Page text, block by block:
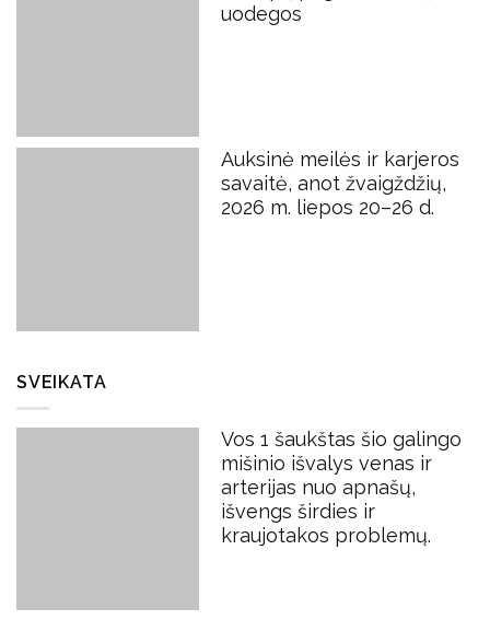
uodegos
Auksinė meilės ir karjeros
savaitė, anot žvaigždžių,
2026 m. liepos 20–26 d.
SVEIKATA
Vos 1 šaukštas šio galingo
mišinio išvalys venas ir
arterijas nuo apnašų,
išvengs širdies ir
kraujotakos problemų.